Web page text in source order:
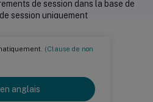
(Clause de non
anglais
de session dans la base de
session uniquement
de session à l’aide
des fichiers archivés
de session à l’aide
ICLDB